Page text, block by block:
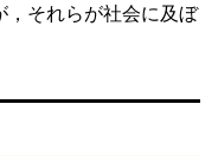
，それらが社会に及ぼ